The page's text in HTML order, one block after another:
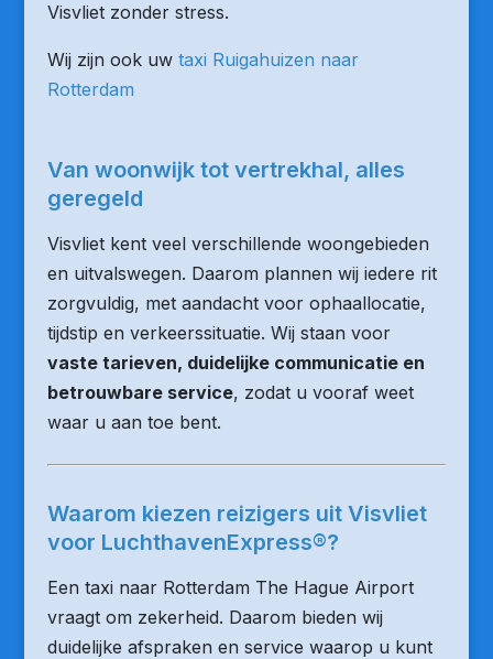
Visvliet zonder stress.
Wij zijn ook uw taxi Ruigahuizen naar
Rotterdam
Van woonwijk tot vertrekhal, alles
geregeld
Visvliet kent veel verschillende woongebieden
en uitvalswegen. Daarom plannen wij iedere rit
zorgvuldig, met aandacht voor ophaallocatie,
tijdstip en verkeerssituatie. Wij staan voor
vaste tarieven, duidelijke communicatie en
betrouwbare service, zodat u vooraf weet
waar u aan toe bent.
Waarom kiezen reizigers uit Visvliet
voor LuchthavenExpress®?
Een taxi naar Rotterdam The Hague Airport
vraagt om zekerheid. Daarom bieden wij
duidelijke afspraken en service waarop u kunt